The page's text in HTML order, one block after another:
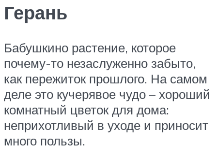
Герань
Бабушкино растение, которое
почему-то незаслуженно забыто,
как пережиток прошлого. На самом
деле это кучерявое чудо – хороший
комнатный цветок для дома:
неприхотливый в уходе и приносит
много пользы.